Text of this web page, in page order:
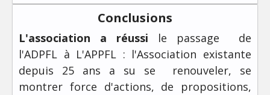
Conclusions
L'association a réussi le passage de
l'ADPFL à L'APPFL : l'Association existante
depuis 25 ans a su se renouveler, se
montrer force d'actions, de propositions,